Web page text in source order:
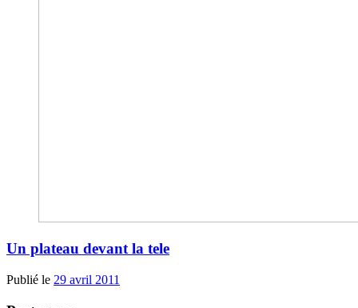
Un plateau devant la tele
Publié le 29 avril 2011